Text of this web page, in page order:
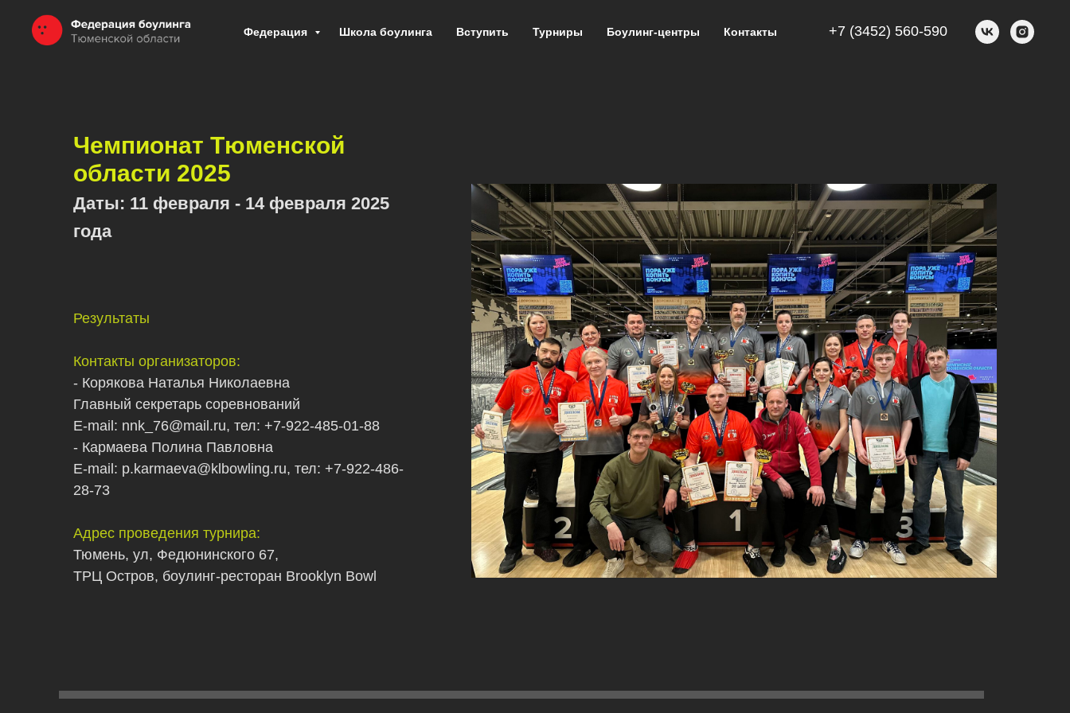
Федерация Школа боулинга Вступить Турниры Боулинг-центры Контакты +7 (3452) 560-590
Чемпионат Тюменской
области 2025
Даты: 11 февраля - 14 февраля 2025
года
Результаты
Контакты организаторов:
- Корякова Наталья Николаевна
Главный секретарь соревнований
E-mail: nnk_76@mail.ru, тел: +7-922-485-01-88
- Кармаева Полина Павловна
E-mail: p.karmaeva@klbowling.ru, тел: +7-922-486-
28-73
Адрес проведения турнира:
Тюмень, ул, Федюнинского 67,
ТРЦ Остров, боулинг-ресторан Brooklyn Bowl